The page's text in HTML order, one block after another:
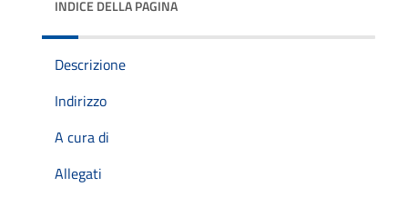
INDICE DELLA PAGINA
Descrizione
Indirizzo
A cura di
Allegati